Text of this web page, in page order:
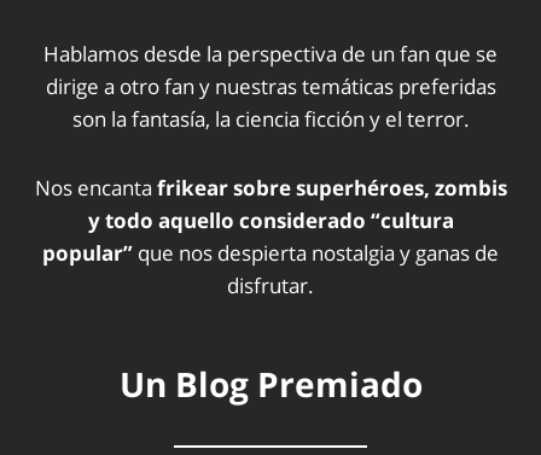
Hablamos desde la perspectiva de un fan que se
dirige a otro fan y nuestras temáticas preferidas
son la fantasía, la ciencia ficción y el terror.
Nos encanta frikear sobre superhéroes, zombis
y todo aquello considerado “cultura
popular” que nos despierta nostalgia y ganas de
disfrutar.
Un Blog Premiado